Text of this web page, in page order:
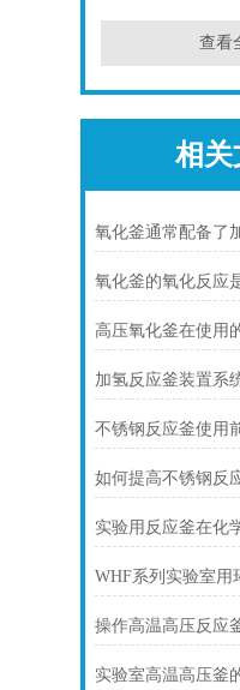
查看
相关
氧化釜通常配备了
不锈钢反应釜使用
如何提高不锈钢反